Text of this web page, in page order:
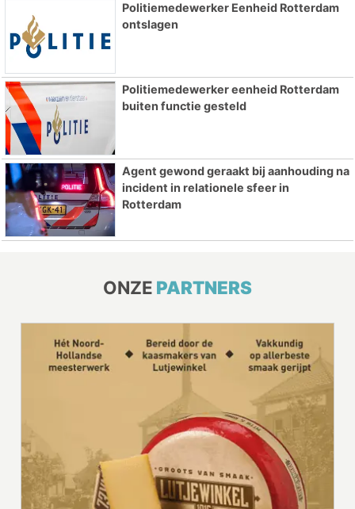
Politiemedewerker Eenheid Rotterdam
ontslagen
Politiemedewerker eenheid Rotterdam
buiten functie gesteld
Agent gewond geraakt bij aanhouding na
incident in relationele sfeer in
Rotterdam
ONZE PARTNERS